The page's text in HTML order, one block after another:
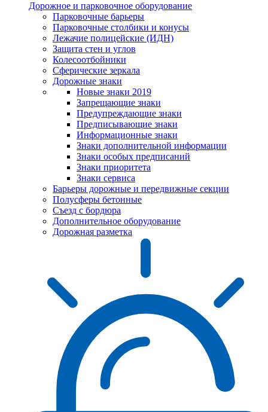
Дорожное и парковочное оборудование
Парковочные барьеры
Парковочные столбики и конусы
Лежачие полицейские (ИДН)
Защита стен и углов
Колесоотбойники
Сферические зеркала
Дорожные знаки
Новые знаки 2019
Запрещающие знаки
Предупреждающие знаки
Предписывающие знаки
Информационные знаки
Знаки дополнительной информации
Знаки особых предписаний
Знаки приоритета
Знаки сервиса
Барьеры дорожные и передвижные секции
Полусферы бетонные
Съезд с бордюра
Дополнительное оборудование
Дорожная разметка